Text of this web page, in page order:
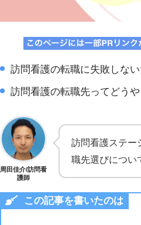
訪問看護の転職に失敗しな
訪問看護の転職先ってどう
周田佳介/訪問看
護師
訪問看護ステー
職先選びについ
この記事を書いたのは